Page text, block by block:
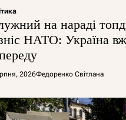
на нараді
НАТО: Україна
2026Федоренко Світлана